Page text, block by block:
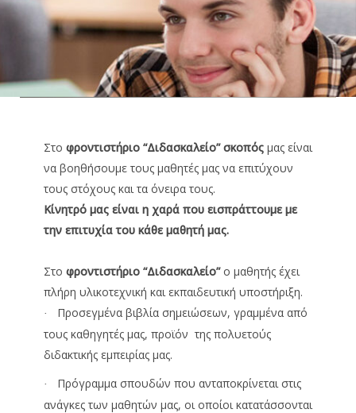
Στο φροντιστήριο “Διδασκαλείo” σκοπός μας είναι
να βοηθήσουμε τους μαθητές μας να επιτύχουν
τους στόχους και τα όνειρα τους.
Κίνητρό μας είναι η χαρά που εισπράττουμε με
την επιτυχία του κάθε μαθητή μας.
Στο φροντιστήριο “Διδασκαλείo”ο μαθητής έχει
πλήρη υλικοτεχνική και εκπαιδευτική υποστήριξη.
·
Προσεγμένα βιβλία σημειώσεων, γραμμένα από
τους καθηγητές μας, προϊόν της πολυετούς
διδακτικής εμπειρίας μας.
·
Πρόγραμμα σπουδών που ανταποκρίνεται στις
ανάγκες των μαθητών μας, οι οποίοι κατατάσσονται